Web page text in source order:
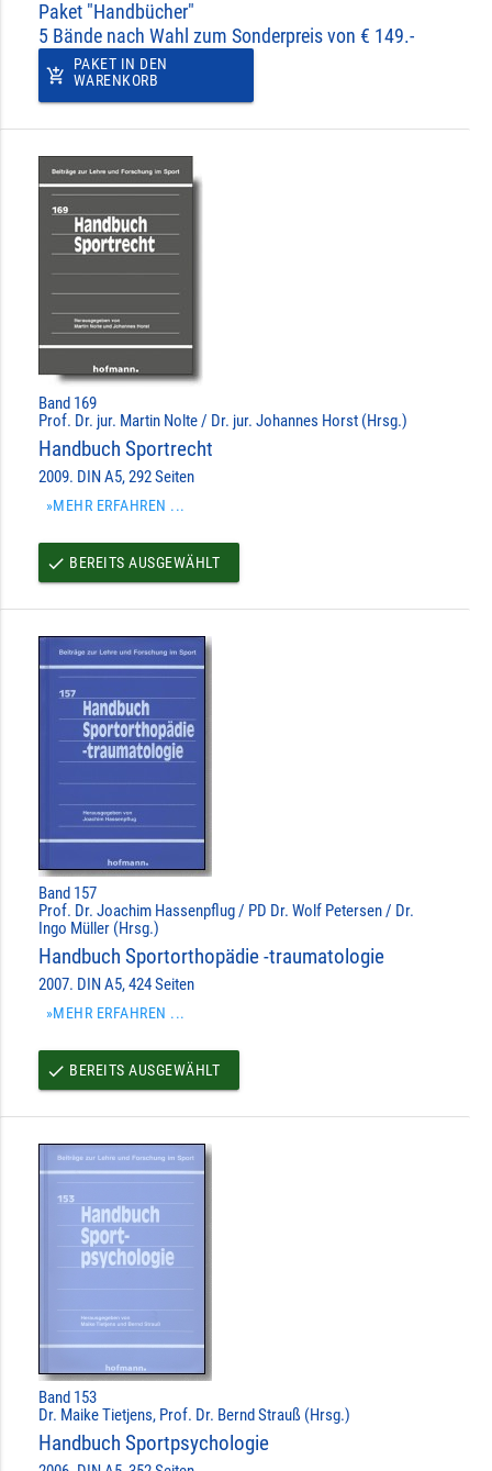
Paket "Handbücher"
5 Bände nach Wahl zum Sonderpreis von € 149.-
add_shopping_cart
PAKET IN DEN
WARENKORB
Band 169
Prof. Dr. jur. Martin Nolte / Dr. jur. Johannes Horst (Hrsg.)
Handbuch Sportrecht
2009. DIN A5, 292 Seiten
»MEHR ERFAHREN ...
done BEREITS AUSGEWÄHLT
Band 157
Prof. Dr. Joachim Hassenpflug / PD Dr. Wolf Petersen / Dr.
Ingo Müller (Hrsg.)
Handbuch Sportorthopädie -traumatologie
2007. DIN A5, 424 Seiten
»MEHR ERFAHREN ...
done BEREITS AUSGEWÄHLT
Band 153
Dr. Maike Tietjens, Prof. Dr. Bernd Strauß (Hrsg.)
Handbuch Sportpsychologie